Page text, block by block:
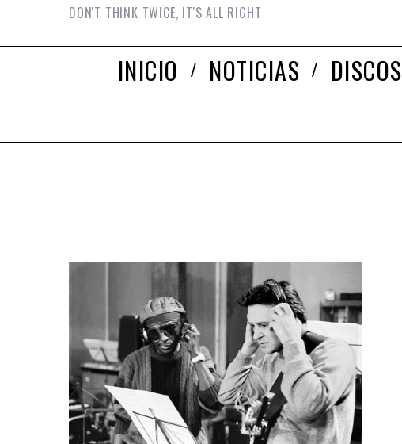
DON'T THINK TWICE, IT'S ALL RIGHT
INICIO NOTICIAS DISCOS